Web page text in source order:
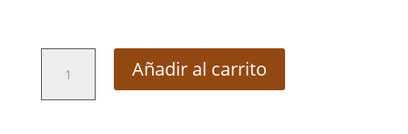
Asturias
4P
Añadir al carrito